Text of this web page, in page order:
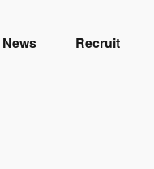
News Recruit